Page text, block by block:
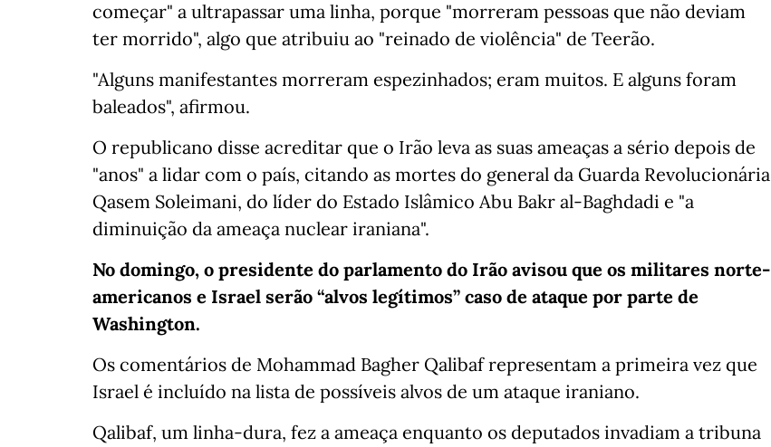
começar" a ultrapassar uma linha, porque "morreram pessoas que não deviam
ter morrido", algo que atribuiu ao "reinado de violência" de Teerão.
"Alguns manifestantes morreram espezinhados; eram muitos. E alguns foram
baleados", afirmou.
O republicano disse acreditar que o Irão leva as suas ameaças a sério depois de
"anos" a lidar com o país, citando as mortes do general da Guarda Revolucionária
Qasem Soleimani, do líder do Estado Islâmico Abu Bakr al-Baghdadi e "a
diminuição da ameaça nuclear iraniana".
No domingo, o presidente do parlamento do Irão avisou que os militares norte-
americanos e Israel serão “alvos legítimos” caso de ataque por parte de
Washington.
Os comentários de Mohammad Bagher Qalibaf representam a primeira vez que
Israel é incluído na lista de possíveis alvos de um ataque iraniano.
Qalibaf, um linha-dura, fez a ameaça enquanto os deputados invadiam a tribuna